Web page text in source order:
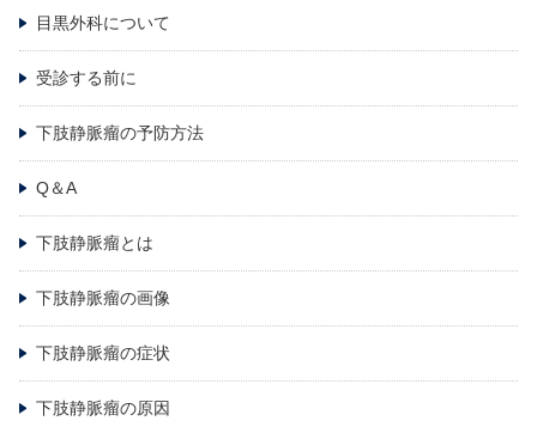
目黒外科について
受診する前に
下肢静脈瘤の予防方法
Q＆A
下肢静脈瘤とは
下肢静脈瘤の画像
下肢静脈瘤の症状
下肢静脈瘤の原因